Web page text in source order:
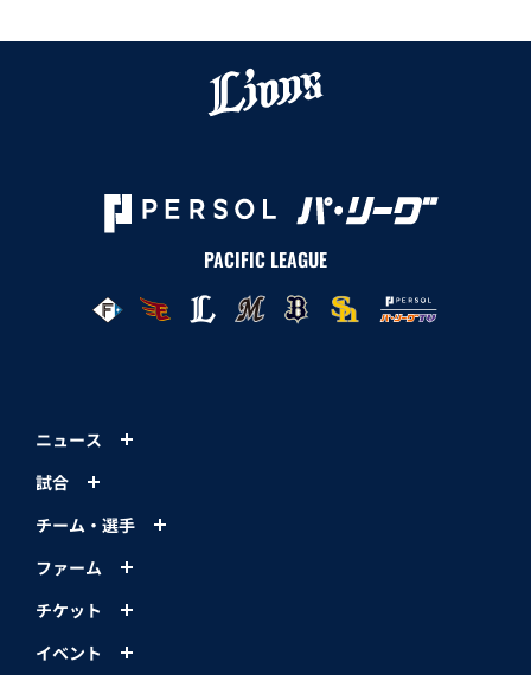
PACIFIC LEAGUE
ニュース
試合
チーム・選手
ファーム
チケット
イベント